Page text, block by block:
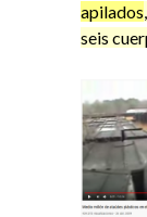
apilados
seis